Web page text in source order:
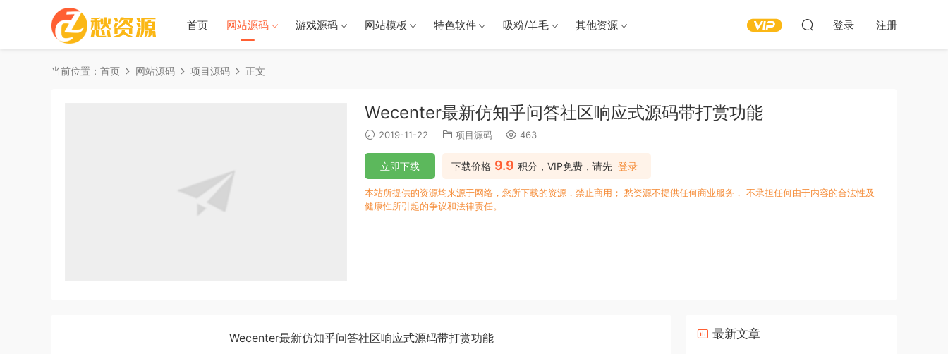
首页 网站源码 游戏源码 网站模板 特色软件 吸粉/羊毛 其他资源 登录 注册
当前位置： 首页 网站源码 项目源码 正文
Wecenter最新仿知乎问答社区响应式源码带打赏功能
2019-11-22 项目源码 463
下载价格 9.9 积分，VIP免费，请先 登录
立即下载
本站所提供的资源均来源于网络，您所下载的资源，禁止商用； 愁资源不提供任何商业服务， 不承担任何由于内容的合法性及
健康性所引起的争议和法律责任。
Wecenter最新仿知乎问答社区响应式源码带打赏功能 最新文章